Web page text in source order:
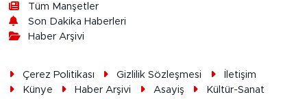
Tüm Manşetler
Son Dakika Haberleri
Haber Arşivi
Çerez Politikası Gizlilik Sözleşmesi
İletişim
Künye
Haber Arşivi Asayiş
Kültür-Sanat